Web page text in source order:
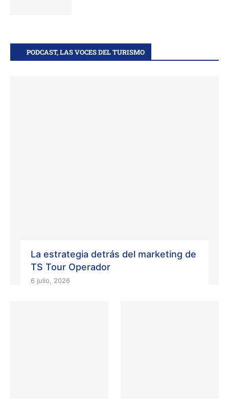
PODCAST, LAS VOCES DEL TURISMO
La estrategia detrás del marketing de
TS Tour Operador
6 julio, 2026